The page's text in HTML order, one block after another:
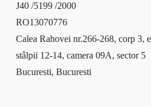
J40 /5199 /2000
RO13070776
Calea Rahovei nr.266-268, corp 3,
stâlpii 12-14, camera 09A, sector 5
Bucuresti, Bucuresti